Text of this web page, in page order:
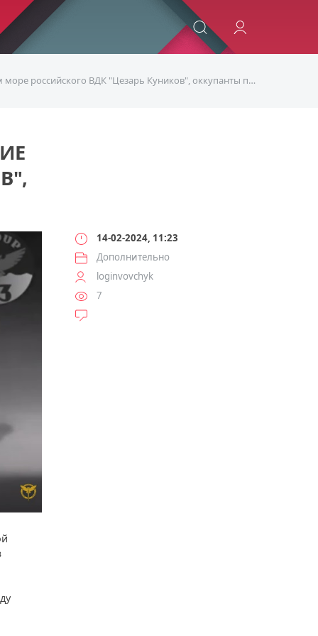
ИСКАТЬ
ВДК "Цезарь Куников", оккупанты подняли авиацию
14-02-2024, 11:23
Дополнительно
loginvovchyk
7